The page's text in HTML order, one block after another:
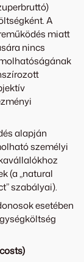
A
miatt
nincs
alapján
személyi
(a „natural
szabályai).
esetében